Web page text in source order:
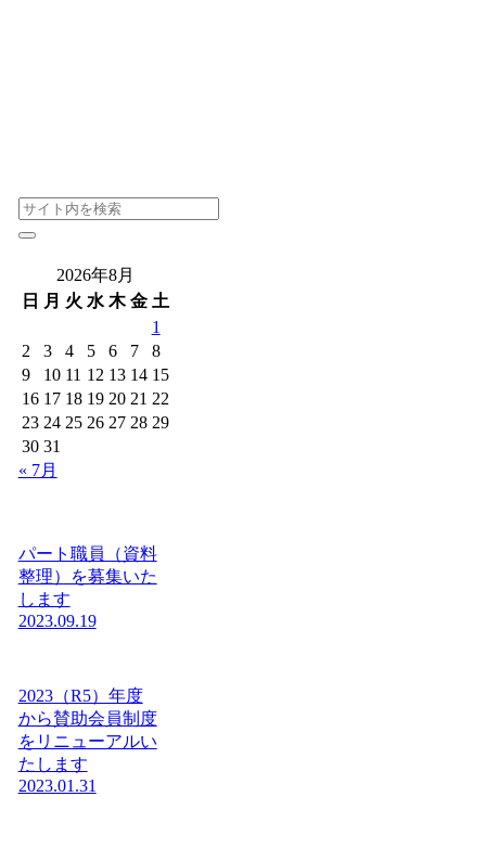
2026年8月
日
月 火 水 木 金 土
1
2
3 4 5 6 7
8
9
10 11 12 13 14 15
16 17 18 19 20 21 22
23 24 25 26 27 28 29
30 31
« 7月
パート職員（資料
整理）を募集いた
します
2023.09.19
2023（R5）年度
から賛助会員制度
をリニューアルい
たします
2023.01.31